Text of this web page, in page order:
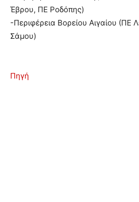
Έβρου, ΠΕ Ροδόπης)
-Περιφέρεια Βορείου Αιγαίου (ΠΕ
Σάμου)
Πηγή